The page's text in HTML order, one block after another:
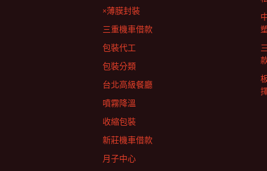
×薄膜封裝
三重機車借款
包裝代工
包裝分類
台北高級餐廳
噴霧降溫
收縮包裝
新莊機車借款
月子中心